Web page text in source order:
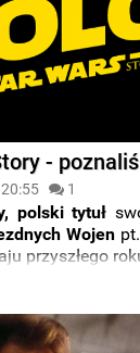
-
1
polski tytuł
Wojen pt.
przyszłego